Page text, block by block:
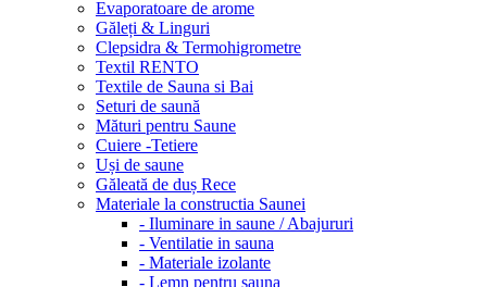
Evaporatoare de arome
Găleți & Linguri
Clepsidra & Termohigrometre
Textil RENTO
Textile de Sauna si Bai
Seturi de saună
Mături pentru Saune
Cuiere -Tetiere
Uși de saune
Găleată de duș Rece
Materiale la constructia Saunei
- Iluminare in saune / Abajururi
- Ventilatie in sauna
- Materiale izolante
- Lemn pentru sauna